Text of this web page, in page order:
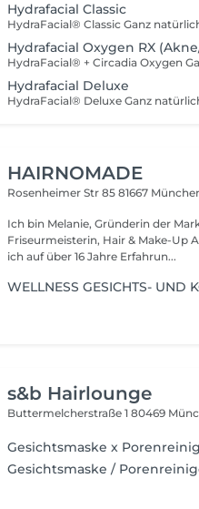
Hydrafacial Classic
Hydrafacial Oxygen RX
Hydrafacial Deluxe
HAIRNOMADE
Rosenheimer Str 8581667
Ich bin Melanie, Gründerin der
Friseurmeisterin, Hair & Make-Up
ich auf über 16 Jahre Erfahrun...
WELLNESS GESICHTS- UND
s&b Hairlounge
Buttermelcherstraße 180469
Gesichtsmaske x
Gesichtsmaske /